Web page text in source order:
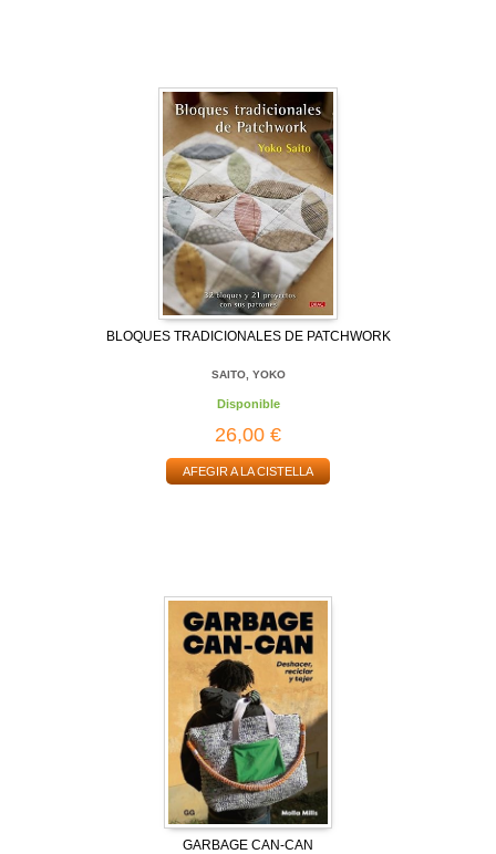
BLOQUES TRADICIONALES DE PATCHWORK
SAITO, YOKO
Disponible
26,00 €
AFEGIR A LA CISTELLA
GARBAGE CAN-CAN